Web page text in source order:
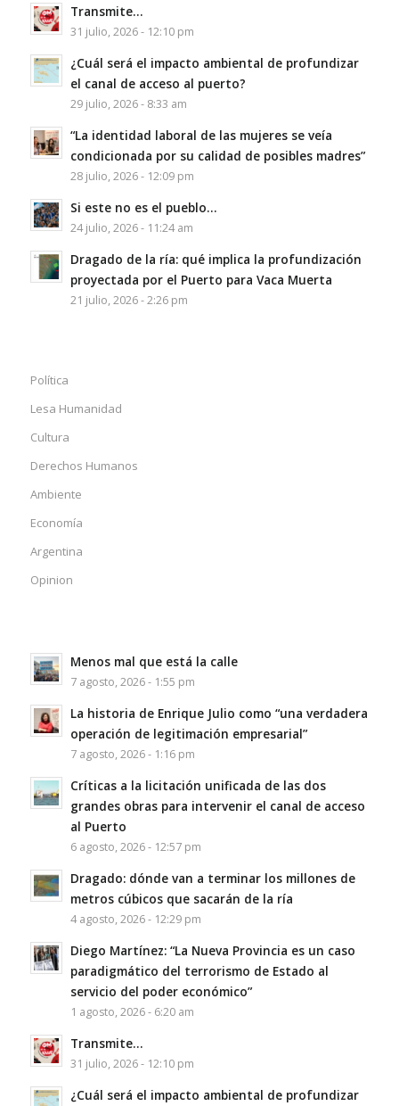
Transmite…
31 julio, 2026 - 12:10 pm
¿Cuál será el impacto ambiental de profundizar
el canal de acceso al puerto?
29 julio, 2026 - 8:33 am
“La identidad laboral de las mujeres se veía
condicionada por su calidad de posibles madres”
28 julio, 2026 - 12:09 pm
Si este no es el pueblo…
24 julio, 2026 - 11:24 am
Dragado de la ría: qué implica la profundización
proyectada por el Puerto para Vaca Muerta
21 julio, 2026 - 2:26 pm
Política
Lesa Humanidad
Cultura
Derechos Humanos
Ambiente
Economía
Argentina
Opinion
Menos mal que está la calle
7 agosto, 2026 - 1:55 pm
La historia de Enrique Julio como “una verdadera
operación de legitimación empresarial”
7 agosto, 2026 - 1:16 pm
Críticas a la licitación unificada de las dos
grandes obras para intervenir el canal de acceso
al Puerto
6 agosto, 2026 - 12:57 pm
Dragado: dónde van a terminar los millones de
metros cúbicos que sacarán de la ría
4 agosto, 2026 - 12:29 pm
Diego Martínez: “La Nueva Provincia es un caso
paradigmático del terrorismo de Estado al
servicio del poder económico”
1 agosto, 2026 - 6:20 am
Transmite…
31 julio, 2026 - 12:10 pm
¿Cuál será el impacto ambiental de profundizar